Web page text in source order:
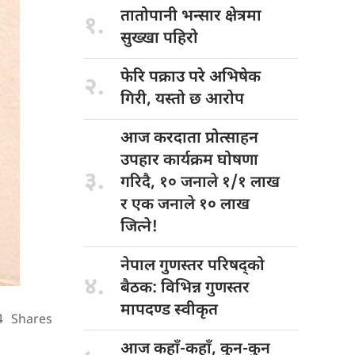
Shares
१. तातोपानी भन्सार क्षेत्रमा
सुख्खा पहिरो
२. फेरि पक्राउपरे अभिषेक
गिरी, यस्तो छ आरोप
३.
आज करदाताप्रोत्साहन
उपहार कार्यक्रम घोषणा
गरिदै, १० जनाले १/१ लाख
र एक जनाले १० लाख
जित्ने!
४.
नेपाल गुणस्तरपरिषद्को
बैठक: विभिन्न गुणस्तर
मापदण्ड स्वीकृत
आज कहाँ-कहाँ, कुन-कुन